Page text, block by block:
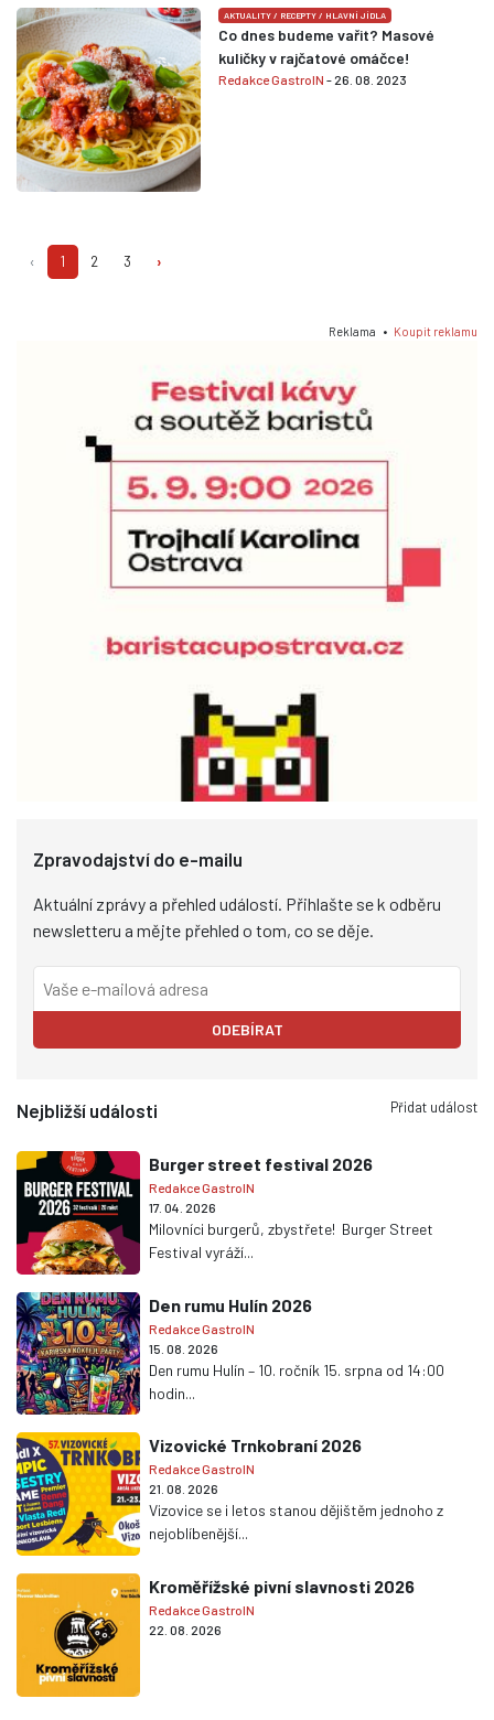
AKTUALITY / RECEPTY / HLAVNÍ JÍDLA
Co dnes budeme vařit? Masové
kuličky v rajčatové omáčce!
Redakce GastroIN - 26. 08. 2023
‹ 1 2 3 ›
Reklama • Koupit reklamu
Zpravodajství do e-mailu
Aktuální zprávy a přehled událostí. Přihlašte se k odběru
newsletteru a mějte přehled o tom, co se děje.
ODEBÍRAT
Nejbližší události Přidat událost
Burger street festival 2026
Redakce GastroIN
17. 04. 2026
Milovníci burgerů, zbystřete! Burger Street
Festival vyráží...
Den rumu Hulín 2026
Redakce GastroIN
15. 08. 2026
Den rumu Hulín – 10. ročník 15. srpna od 14:00
hodin...
Vizovické Trnkobraní 2026
Redakce GastroIN
21. 08. 2026
Vizovice se i letos stanou dějištěm jednoho z
nejoblíbenější...
Kroměřížské pivní slavnosti 2026
Redakce GastroIN
22. 08. 2026